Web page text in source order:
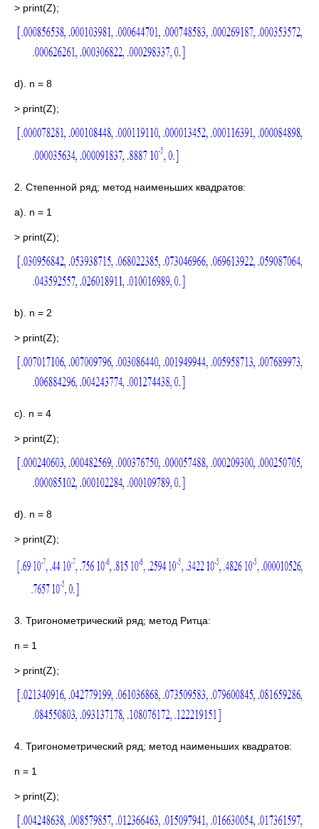
> print(Z);
d). n = 8
> print(Z);
2. Степенной ряд; метод наименьших квадратов:
a). n = 1
> print(Z);
b). n = 2
> print(Z);
c). n = 4
> print(Z);
d). n = 8
> print(Z);
3. Тригонометрический ряд; метод Ритца:
n = 1
> print(Z);
4. Тригонометрический ряд; метод наименьших квадратов:
n = 1
> print(Z);